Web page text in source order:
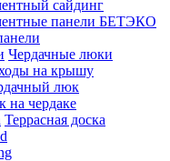
сайдинг
панели БЕТЭКО
Чердачные люки
на крышу
люк
на чердаке
Террасная доска